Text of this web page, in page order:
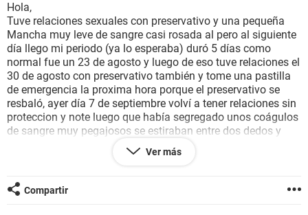
BIENESTAR
SEXUALIDAD
GLOSARIO
Hola,
Tuve relaciones sexuales con preservativo y una pequeña
Mancha muy leve de sangre casi rosada al pero al siguiente
día llego mi periodo (ya lo esperaba) duró 5 días como
normal fue un 23 de agosto y luego de eso tuve relaciones el
30 de agosto con preservativo también y tome una pastilla
de emergencia la proxima hora porque el preservativo se
resbaló, ayer día 7 de septiembre volví a tener relaciones sin
proteccion y note luego que había segregado unos coágulos
de sangre muy pegajosos se estiraban entre dos dedos y
aun sigo sangrando pero un sangrado leve y aveces
septiembre así que se que no es mi regla
El sangrado es leve, muy leve rojo casi transparente pero
Ver más
Compartir